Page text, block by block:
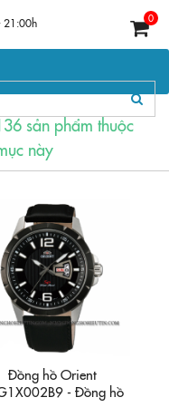
21:00h 0
sản phẩmthuộc
này
Đồng hồ Orient
- Đồng hồ